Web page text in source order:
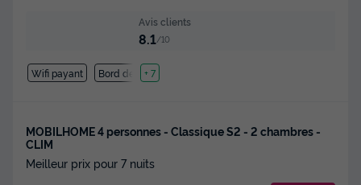
Avis clients
8.1/10
Wifi payant Bord de mer
+ 7
MOBILHOME 4 personnes - Classique S2 - 2 chambres -
CLIM
Meilleur prix pour 7 nuits